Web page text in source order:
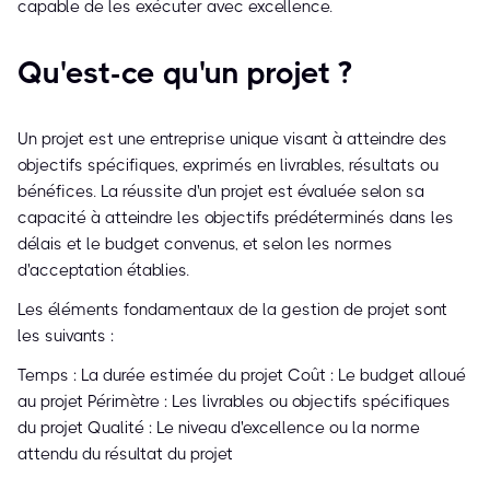
capable de les exécuter avec excellence.
Qu'est-ce qu'un projet ?
Un projet est une entreprise unique visant à atteindre des
objectifs spécifiques, exprimés en livrables, résultats ou
bénéfices. La réussite d'un projet est évaluée selon sa
capacité à atteindre les objectifs prédéterminés dans les
délais et le budget convenus, et selon les normes
d'acceptation établies.
Les éléments fondamentaux de la gestion de projet sont
les suivants :
Temps : La durée estimée du projet Coût : Le budget alloué
au projet Périmètre : Les livrables ou objectifs spécifiques
du projet Qualité : Le niveau d'excellence ou la norme
attendu du résultat du projet